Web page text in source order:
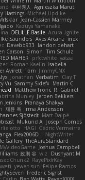
中村秀人
Agnieszka Marut
Hastings Michael Updike
Jean-Cassien Marmey
Kazuya Yamanaka
DELILLE Basile Acura .Ignite
Ike Saunders Aves Arcana inex
Davebb933
landon dehart
Carson Simon Tim Schulz
MAHER prfctwhite yataa
Roman Kaelin Isabella
Avirett Tom JimmyCNX
Jonathan Verbatim Clay T
Vu Sammy Sidefx Martin C
Matthew Tronc R Gabirél
Munley Jeroen Bekkers
Jenkins Pranaya Shakya
재윤 옥 Irma Andersson
Sjöstedt Matt Dalpé
Mukund A Joseph Combs
otto HAGI Cédric Vermeirre
Flex2006D !
NightWriter
Gallery TheAuraStandard
Joshua Campbell
政則 谷 w z
Dushyant M
RayePixlrKay
yewen sun Felipe Ramos
Frederic Sigrist